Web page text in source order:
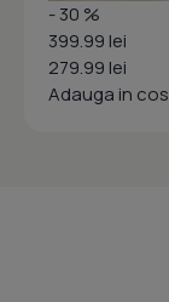
- 30 %
399.99 lei
279.99 lei
Adauga in cos